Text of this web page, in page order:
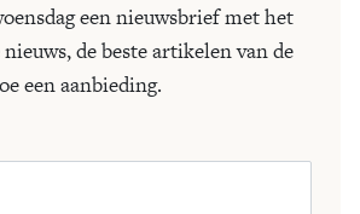
een nieuwsbrief met het
de beste artikelen van de
een aanbieding.